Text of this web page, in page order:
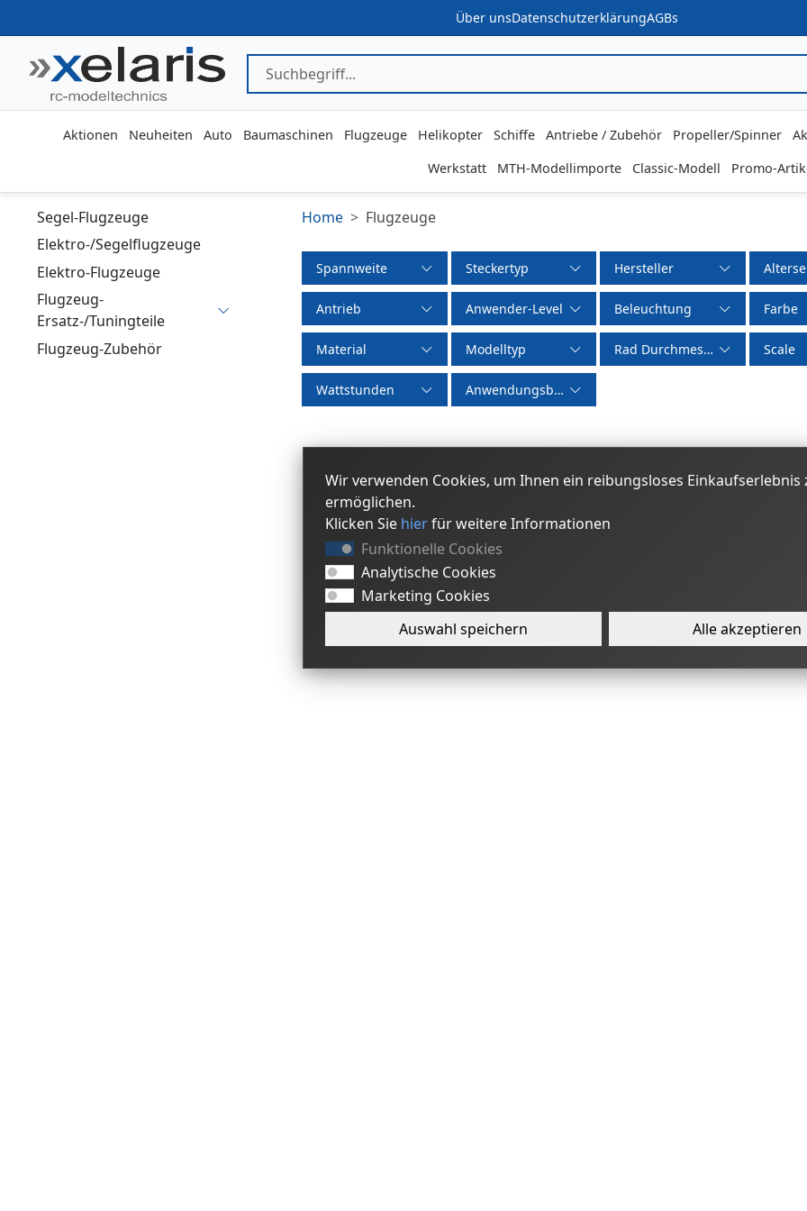
Über unsDatenschutzerklärungAGBs
Aktionen Neuheiten Auto Baumaschinen Flugzeuge Helikopter Schiffe Antriebe / Zubehör Propeller/Spinner
Werkstatt
MTH-Modellimporte Classic-Modell Promo-
Segel-Flugzeuge
Elektro-/Segelflugzeuge
Elektro-Flugzeuge
Flugzeug-
Ersatz-/Tuningteile
Flugzeug-Zubehör
Home Flugzeuge
Spannweite Steckertyp Hersteller
Antrieb Anwender-Level Beleuchtung Farbe
Material Modelltyp Rad Durchmesser Scale
Wattstunden Anwendungsbereich
Wir verwenden Cookies, um Ihnen ein reibungsloses Einkaufserlebnis
ermöglichen.
Klicken Sie hierfür weitere Informationen
Funktionelle Cookies
Analytische Cookies
Marketing Cookies
Auswahl speichern
Alle akzeptieren